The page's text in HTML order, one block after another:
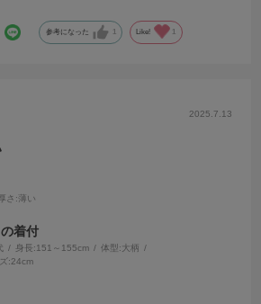
で、粗忽な私は破ってしまう心配がある事。
仕方ないと思います。
参考になった 1 Like! 1
2025.7.13
厚さ :薄い
着付
身長:151～155cm 体型:大柄
:24cm